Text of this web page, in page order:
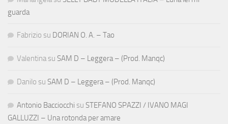
guarda
Fabrizio su DORIAN O. A. – Tao
Valentina su SAM D – Leggera – (Prod. Manqc)
Danilo su SAM D – Leggera – (Prod. Manqc)
Antonio Bacciocchi su STEFANO SPAZZI / IVANO MAGI
GALLUZZI – Una rotonda per amare